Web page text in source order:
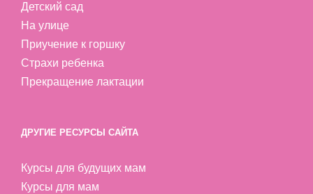
Детский сад
На улице
Приучение к горшку
Страхи ребенка
Прекращение лактации
ДРУГИЕ РЕСУРСЫ САЙТА
Курсы для будущих мам
Курсы для мам